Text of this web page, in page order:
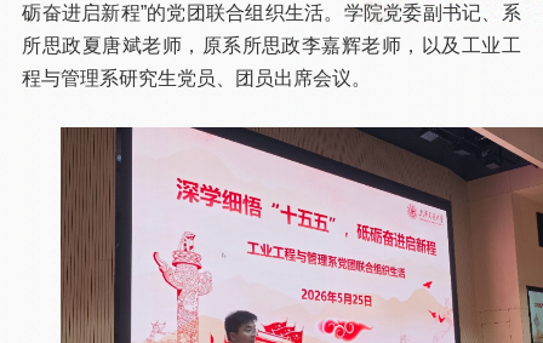
砺奋进启新程”的党团联合组织生活。学院党委副书记、系
所思政夏唐斌老师，原系所思政李嘉辉老师，以及工业工
程与管理系研究生党员、团员出席会议。